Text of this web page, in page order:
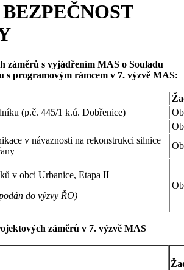
záměrů s vyjádřením MAS o Souladu
s programovým rámcem v 7. výzvě MAS:
(p.č. 445/1 k.ú. Dobřenice)
v návaznosti na rekonstrukci silnice
v obci Urbanice, Etapa II
do výzvy ŘO)
záměrů v 7. výzvě MAS